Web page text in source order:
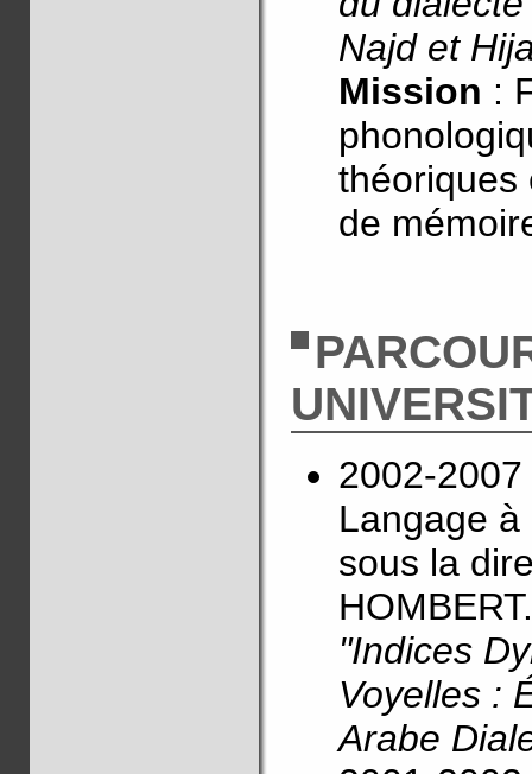
Najd et
Mission :
théoriques
de
2002-
Langage à
sous la
"Indices
Voyelles :
Arabe